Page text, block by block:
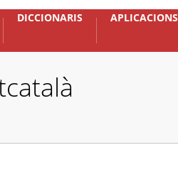
DICCIONARIS APLICACIONS